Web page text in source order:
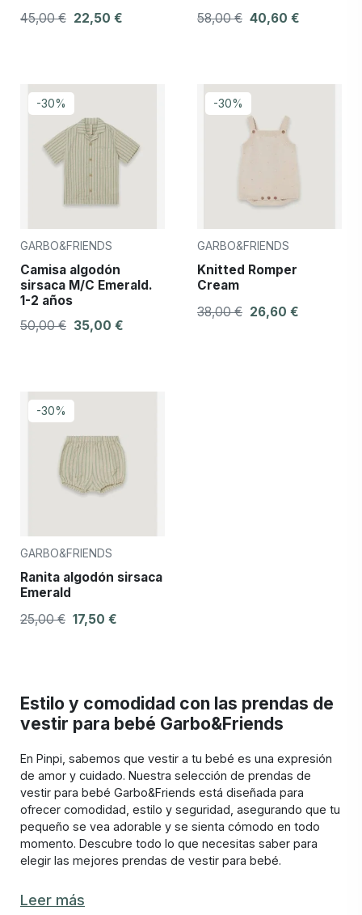
45,00 € 22,50 €
58,00 € 40,60 €
-30%
GARBO&FRIENDS
Camisa algodón
sirsaca M/C Emerald.
1-2 años
50,00 € 35,00 €
-30%
GARBO&FRIENDS
Knitted Romper
Cream
38,00 € 26,60 €
-30%
GARBO&FRIENDS
Ranita algodón sirsaca
Emerald
25,00 € 17,50 €
Estilo y comodidad con las prendas de
vestir para bebé Garbo&Friends
En Pinpi, sabemos que vestir a tu bebé es una expresión
de amor y cuidado. Nuestra selección de prendas de
vestir para bebé Garbo&Friends está diseñada para
ofrecer comodidad, estilo y seguridad, asegurando que tu
pequeño se vea adorable y se sienta cómodo en todo
momento. Descubre todo lo que necesitas saber para
elegir las mejores prendas de vestir para bebé.
Las mejores prendas de vestir para bebés
Leer más